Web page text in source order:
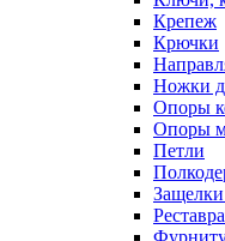
Крепеж
Крючки
Ножки
Опоры
Опоры
Петли